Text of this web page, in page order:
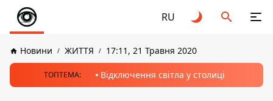
RU
Новини ЖИТТЯ 17:11, 21 Травня 2020
ТОПТЕМА: Відключення світла у столиці